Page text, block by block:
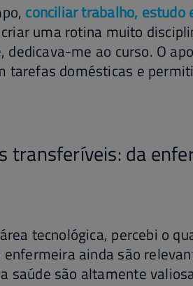
conciliar trabalho, estudo
uma rotina muito
dedicava-me ao curso. O
tarefas domésticas e
transferíveis: da
tecnológica, percebi o
ainda são
saúde são altamente